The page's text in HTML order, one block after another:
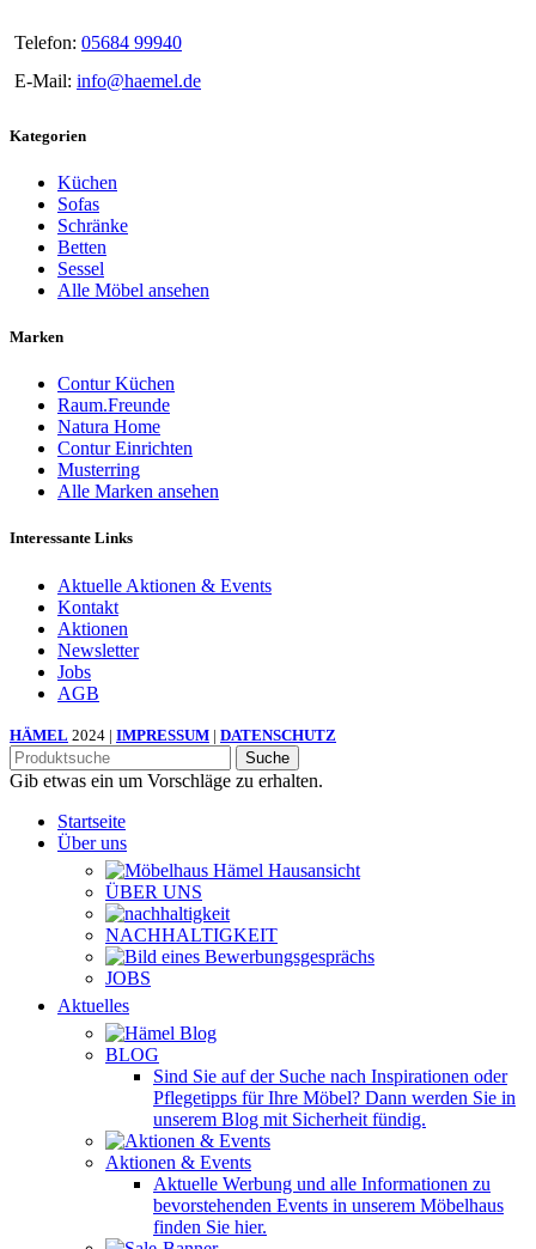
Telefon: 05684 99940
E-Mail: info@haemel.de
Kategorien
Küchen
Sofas
Schränke
Betten
Sessel
Alle Möbel ansehen
Marken
Contur Küchen
Raum.Freunde
Natura Home
Contur Einrichten
Musterring
Alle Marken ansehen
Interessante Links
Aktuelle Aktionen & Events
Kontakt
Aktionen
Newsletter
Jobs
AGB
HÄMEL 2024 | IMPRESSUM | DATENSCHUTZ
Suche
Gib etwas ein um Vorschläge zu erhalten.
Startseite
Über uns
ÜBER UNS
NACHHALTIGKEIT
JOBS
Aktuelles
BLOG
Sind Sie auf der Suche nach Inspirationen oder
Pflegetipps für Ihre Möbel? Dann werden Sie in
unserem Blog mit Sicherheit fündig.
Aktionen & Events
Aktuelle Werbung und alle Informationen zu
bevorstehenden Events in unserem Möbelhaus
finden Sie hier.